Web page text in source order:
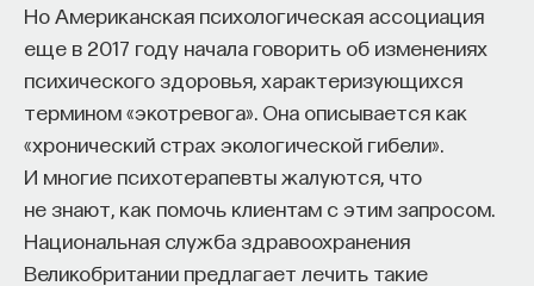
Но Американская психологическая ассоциация
еще в 2017 году начала говорить об изменениях
психического здоровья, характеризующихся
термином «экотревога». Она описывается как
«хронический страх экологической гибели».
И многие психотерапевты жалуются, что
не знают, как помочь клиентам с этим запросом.
Национальная служба здравоохранения
Великобритании предлагает лечить такие